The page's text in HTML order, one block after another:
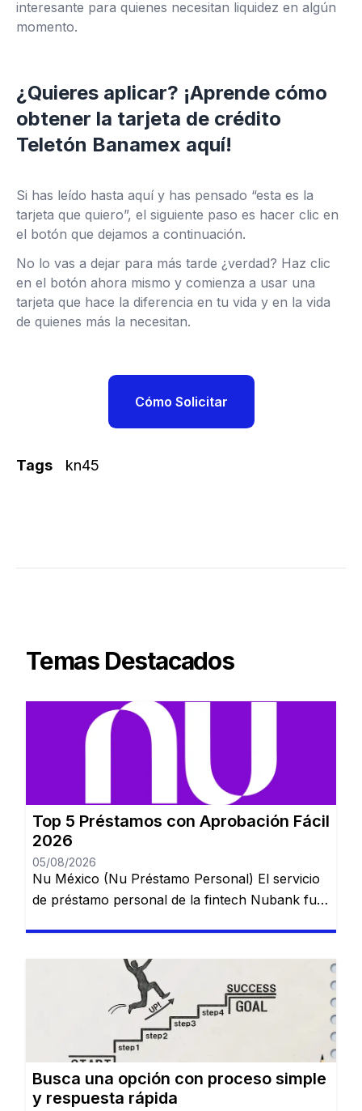
interesante para quienes necesitan liquidez en algún
momento.
¿Quieres aplicar? ¡Aprende cómo
obtener la tarjeta de crédito
Teletón Banamex aquí!
Si has leído hasta aquí y has pensado “esta es la
tarjeta que quiero”, el siguiente paso es hacer clic en
el botón que dejamos a continuación.
No lo vas a dejar para más tarde ¿verdad? Haz clic
en el botón ahora mismo y comienza a usar una
tarjeta que hace la diferencia en tu vida y en la vida
de quienes más la necesitan.
Cómo Solicitar
Tags kn45
Temas Destacados
Top 5 Préstamos con Aprobación Fácil
2026
05/08/2026
Nu México (Nu Préstamo Personal) El servicio
de préstamo personal de la fintech Nubank fue
desde la aplicación en pocos minutos. 💰 Ideal
para: usuarios que ya utilizan una cuenta digital
y buscan crédito rápido. TurboPeso La
plataforma se destaca por […]
Busca una opción con proceso simple
y respuesta rápida